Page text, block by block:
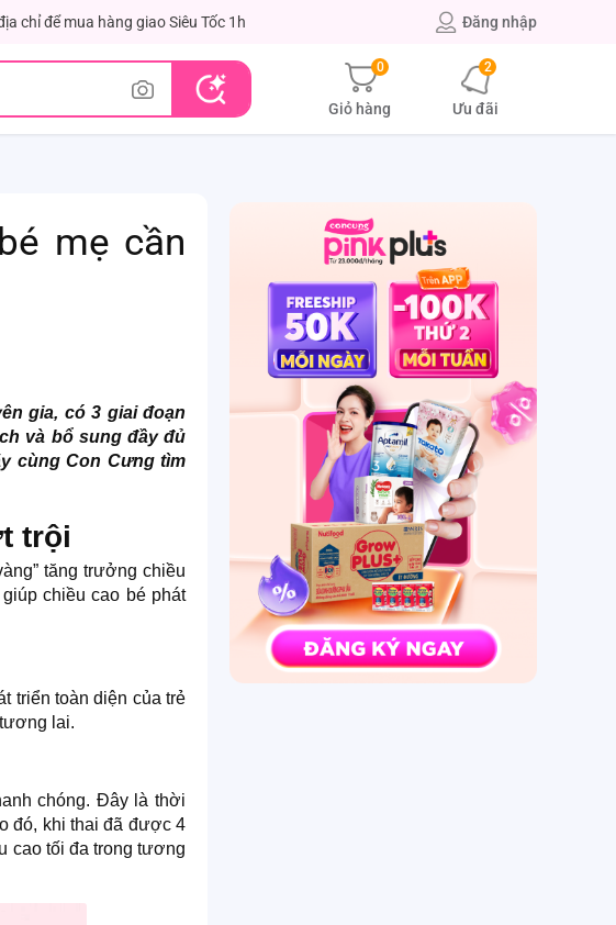
chỉ để mua hàng giao Siêu Tốc 1h Đăng nhập
0
Giỏ hàng
2
Ưu đãi
mẹ cần
gia, có 3 giai đoạn
và bổ sung đầy đủ
cùng Con Cưng tìm
trội
tăng trưởng chiều
chiều cao bé phát
triển toàn diện của trẻ
lai.
chóng. Đây là thời
đó, khi thai đã được 4
cao tối đa trong tương